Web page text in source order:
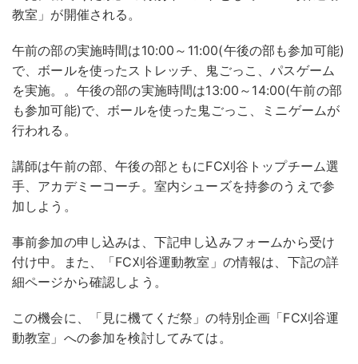
教室」が開催される。
午前の部の実施時間は10:00～11:00(午後の部も参加可能)
で、ボールを使ったストレッチ、鬼ごっこ、パスゲーム
を実施。。午後の部の実施時間は13:00～14:00(午前の部
も参加可能)で、ボールを使った鬼ごっこ、ミニゲームが
行われる。
講師は午前の部、午後の部ともにFC刈谷トップチーム選
手、アカデミーコーチ。室内シューズを持参のうえで参
加しよう。
事前参加の申し込みは、下記申し込みフォームから受け
付け中。また、「FC刈谷運動教室」の情報は、下記の詳
細ページから確認しよう。
この機会に、「見に機てくだ祭」の特別企画「FC刈谷運
動教室」への参加を検討してみては。